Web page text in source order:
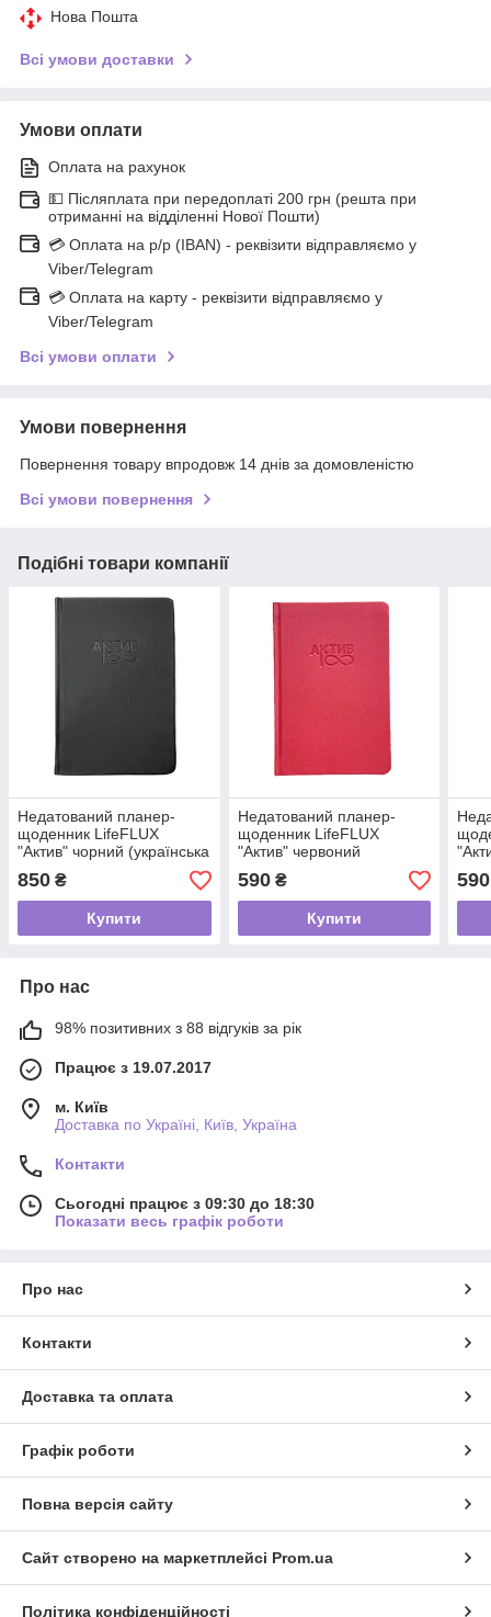
Нова Пошта
Всі умови доставки
Умови оплати
Оплата на рахунок
💵 Післяплата при передоплаті 200 грн (решта при
отриманні на відділенні Нової Пошти)
💳 Оплата на р/р (IBAN) - реквізити відправляємо у
Viber/Telegram
💳 Оплата на карту - реквізити відправляємо у
Viber/Telegram
Всі умови оплати
Умови повернення
Повернення товару впродовж 14 днів за домовленістю
Всі умови повернення
Подібні товари компанії
Недатований планер-
щоденник LifeFLUX
"Актив" чорний (українська
мова)
850 ₴
Купити
Недатований планер-
щоденник LifeFLUX
"Актив" червоний
(російська мова)
590₴
Купити
590
Про нас
98% позитивних з 88 відгуків за рік
Працює з 19.07.2017
м. Київ
Доставка по Україні, Київ, Україна
Контакти
Сьогодні працює з 09:30 до 18:30
Показати весь графік роботи
Про нас
Контакти
Доставка та оплата
Графік роботи
Повна версія сайту
Сайт створено на маркетплейсі Prom.ua
Політика конфіденційності